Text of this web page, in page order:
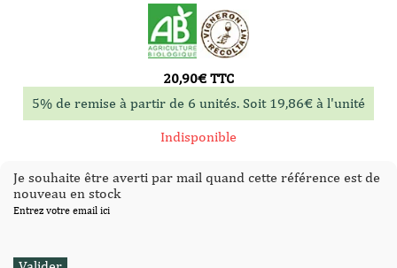
20,90€ TTC
5% de remise à partir de 6 unités. Soit 19,86€ à l'unité
Indisponible
Je souhaite être averti par mail quand cette référence est de
nouveau en stock
Entrez votre email ici